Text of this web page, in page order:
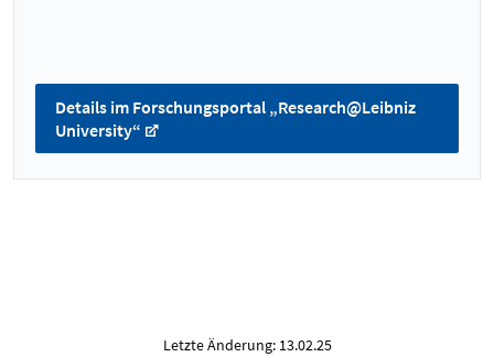
Details im Forschungsportal „Research@Leibniz
University“
Letzte Änderung: 13.02.25